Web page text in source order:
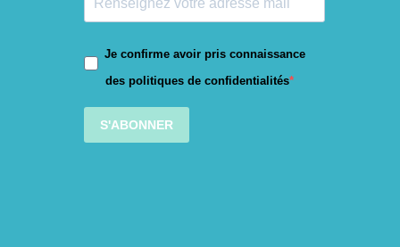
Je confirme avoir pris connaissance
des politiques de confidentialités
S'ABONNER